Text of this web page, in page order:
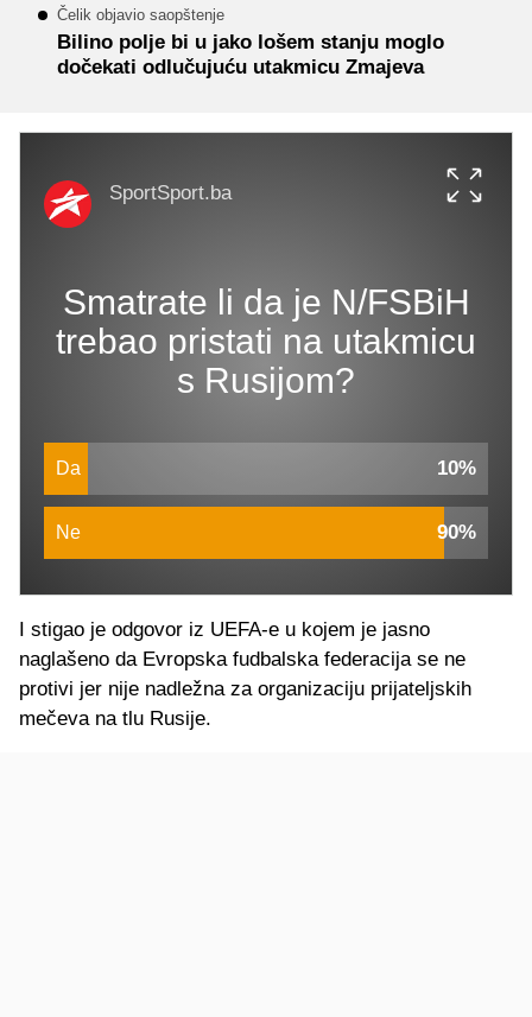
Čelik objavio saopštenje
Bilino polje bi u jako lošem stanju moglo
dočekati odlučujuću utakmicu Zmajeva
SportSport.ba
Smatrate li da je N/FSBiH
trebao pristati na utakmicu
s Rusijom?
Da 10%
Ne 90%
I stigao je odgovor iz UEFA-e u kojem je jasno
naglašeno da Evropska fudbalska federacija se ne
protivi jer nije nadležna za organizaciju prijateljskih
mečeva na tlu Rusije.